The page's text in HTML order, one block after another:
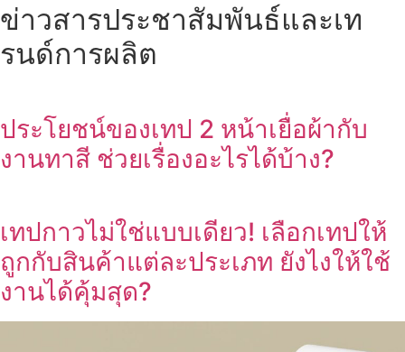
ข่าวสารประชาสัมพันธ์และเท
รนด์การผลิต
ประโยชน์ของเทป 2 หน้าเยื่อผ้ากับ
งานทาสี ช่วยเรื่องอะไรได้บ้าง?
เทปกาวไม่ใช่แบบเดียว! เลือกเทปให้
ถูกกับสินค้าแต่ละประเภท ยังไงให้ใช้
งานได้คุ้มสุด?